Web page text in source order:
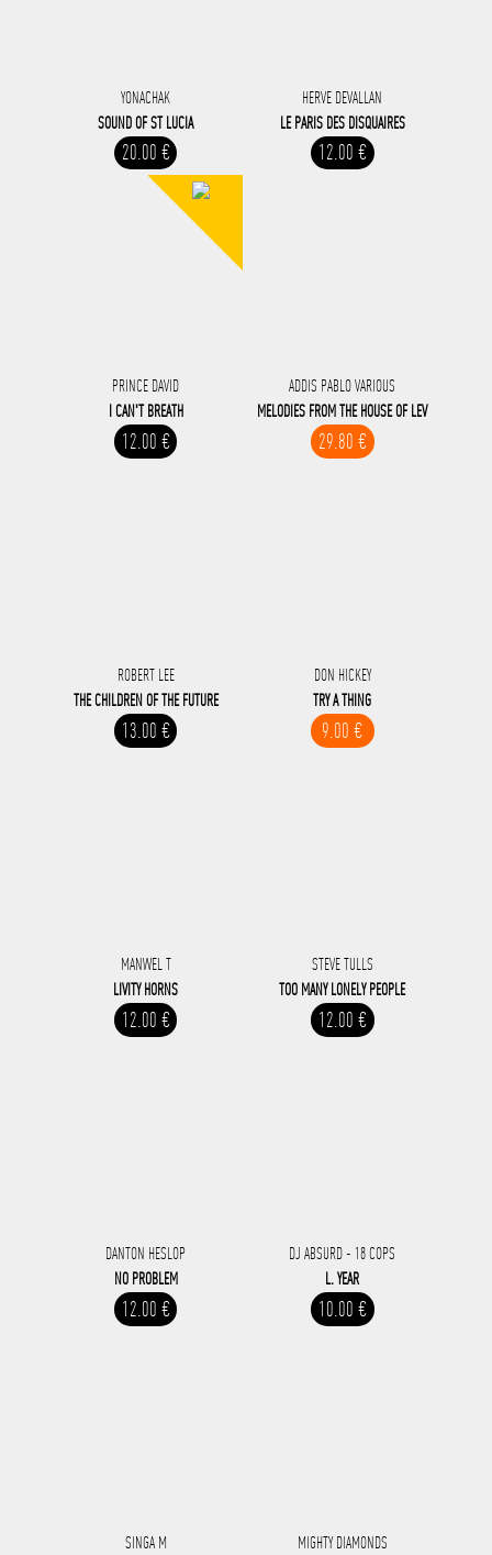
YONACHAK
SOUND OF ST LUCIA
20.00 €
HERVE DEVALLAN
LE PARIS DES DISQUAIRES
12.00 €
PRINCE DAVID
I CAN'T BREATH
12.00 €
ADDIS PABLO VARIOUS
MELODIES FROM THE HOUSE OF LEV
29.80 €
ROBERT LEE
THE CHILDREN OF THE FUTURE
13.00 €
DON HICKEY
TRY A THING
9.00 €
MANWEL T
LIVITY HORNS
12.00 €
STEVE TULLS
TOO MANY LONELY PEOPLE
12.00 €
DANTON HESLOP
NO PROBLEM
12.00 €
DJ ABSURD - 18 COPS
L. YEAR
10.00 €
SINGA M
MIGHTY DIAMONDS